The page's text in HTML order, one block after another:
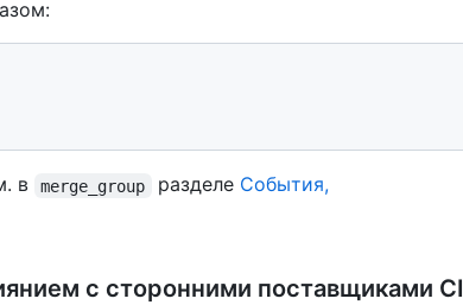
в merge_group разделе События,
с сторонними поставщиками CI